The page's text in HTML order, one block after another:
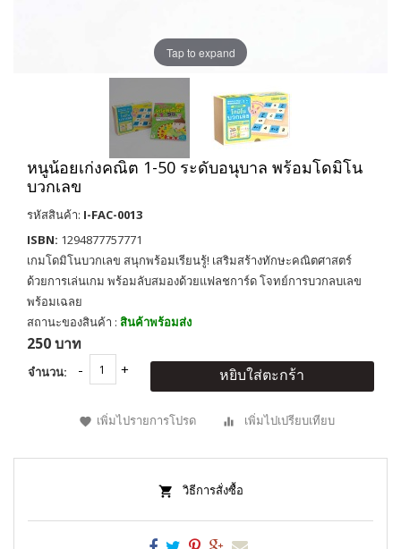
Tap to expand
หนูน้อยเก่งคณิต 1-50 ระดับอนุบาล พร้อมโดมิโน
บวกเลข
รหัสสินค้า: I-FAC-0013
ISBN: 1294877757771
เกมโดมิโนบวกเลข สนุกพร้อมเรียนรู้! เสริมสร้างทักษะคณิตศาสตร์
ด้วยการเล่นเกม พร้อมลับสมองด้วยแฟลชการ์ด โจทย์การบวกลบเลข
พร้อมเฉลย
สถานะของสินค้า : สินค้าพร้อมส่ง
250 บาท
จำนวน: หยิบใส่ตะกร้า
เพิ่มไปรายการโปรด เพิ่มไปเปรียบเทียบ
วิธีการสั่งซื้อ